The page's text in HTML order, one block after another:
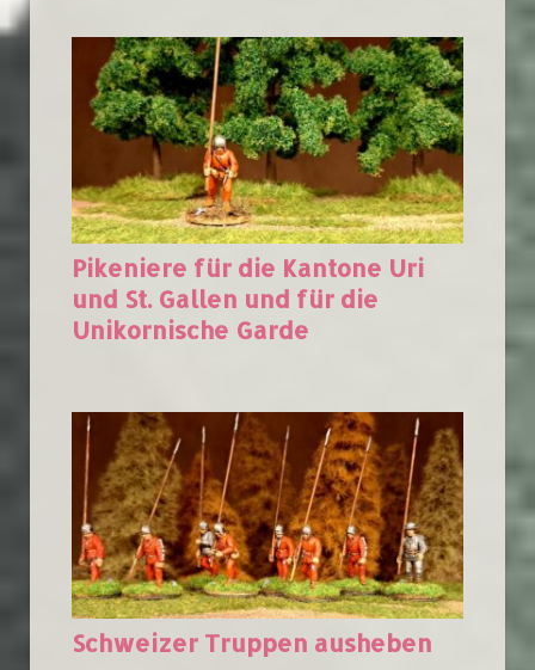
Pikeniere für die Kantone Uri
und St. Gallen und für die
Unikornische Garde
Schweizer Truppen ausheben